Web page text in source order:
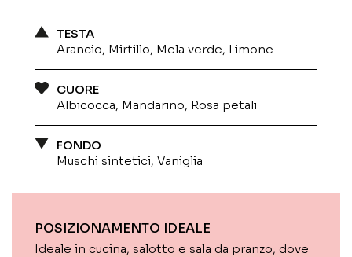
TESTA
Arancio, Mirtillo, Mela verde, Limone
CUORE
Albicocca, Mandarino, Rosa petali
FONDO
Muschi sintetici, Vaniglia
POSIZIONAMENTO IDEALE
Ideale in cucina, salotto e sala da pranzo, dove